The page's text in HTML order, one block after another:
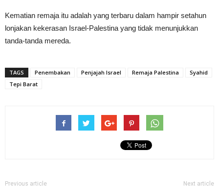
Kematian remaja itu adalah yang terbaru dalam hampir setahun
lonjakan kekerasan Israel-Palestina yang tidak menunjukkan
tanda-tanda mereda.
TAGS Penembakan Penjajah Israel Remaja Palestina
Syahid
Tepi Barat
Previous article Next article